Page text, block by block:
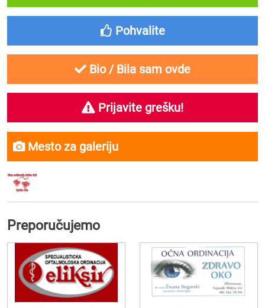
Pohvalite
Bio / Bila sam ovde
Prijavite grešku!
Mesto za galeriju
Preporučujemo